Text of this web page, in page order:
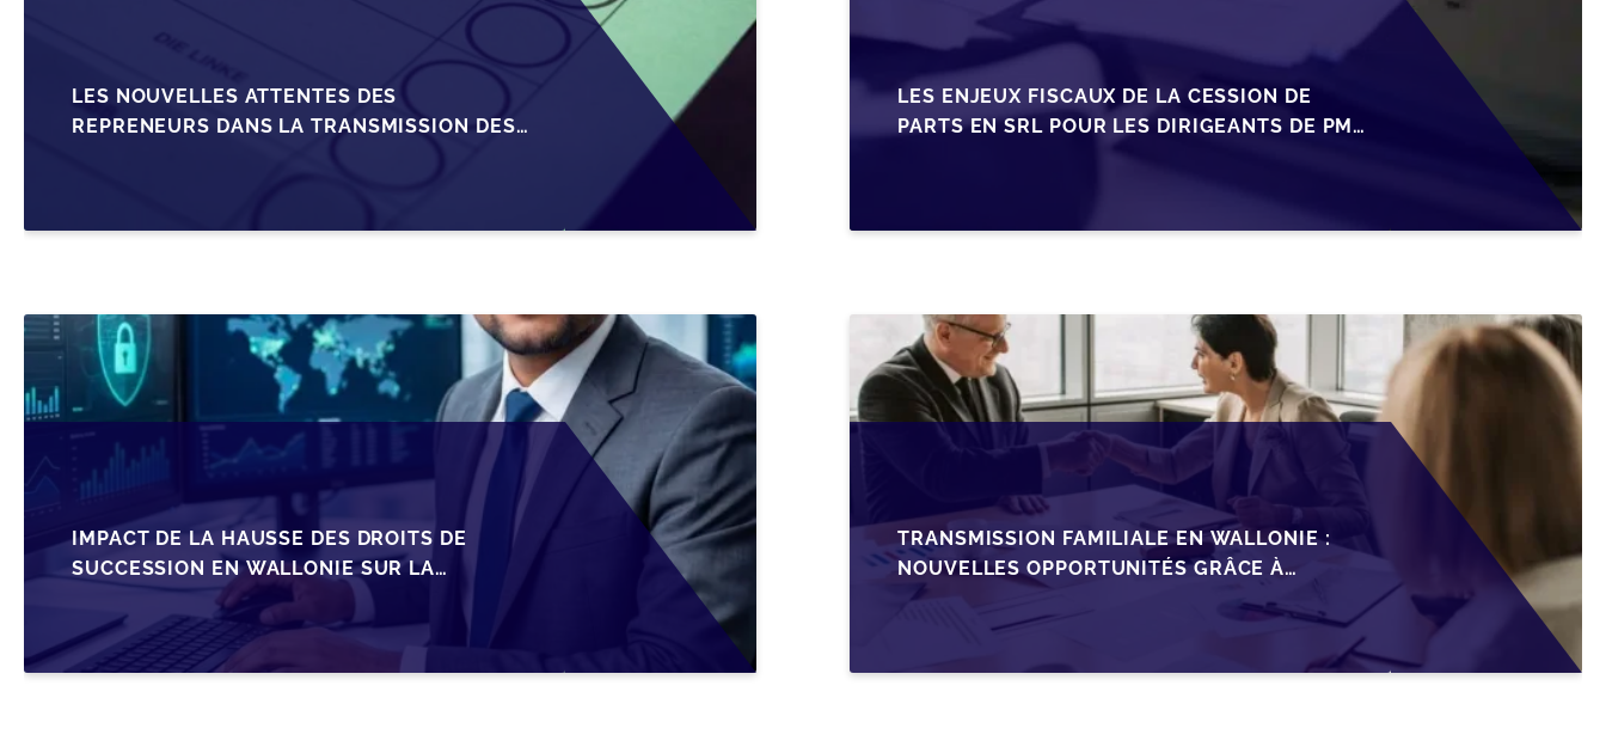
LES NOUVELLES ATTENTES DES
REPRENEURS DANS LA TRANSMISSION DES
LES ENJEUX FISCAUX DE LA CESSION DE
PARTS EN SRL POUR LES DIRIGEANTS DE PME
IMPACT DE LA HAUSSE DES DROITS DE
SUCCESSION EN WALLONIE SUR LA
TRANSMISSION FAMILIALE DES PME
TRANSMISSION FAMILIALE EN WALLONIE :
NOUVELLES OPPORTUNITÉS GRÂCE À
L’AJUSTEMENT FISCAL